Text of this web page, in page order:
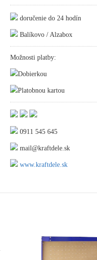
doručenie do 24 hodín
Balíkovo / Alzabox
Možnosti platby:
Dobierkou
Platobnou kartou
0911 545 645
mail@kraftdele.sk
www.kraftdele.sk